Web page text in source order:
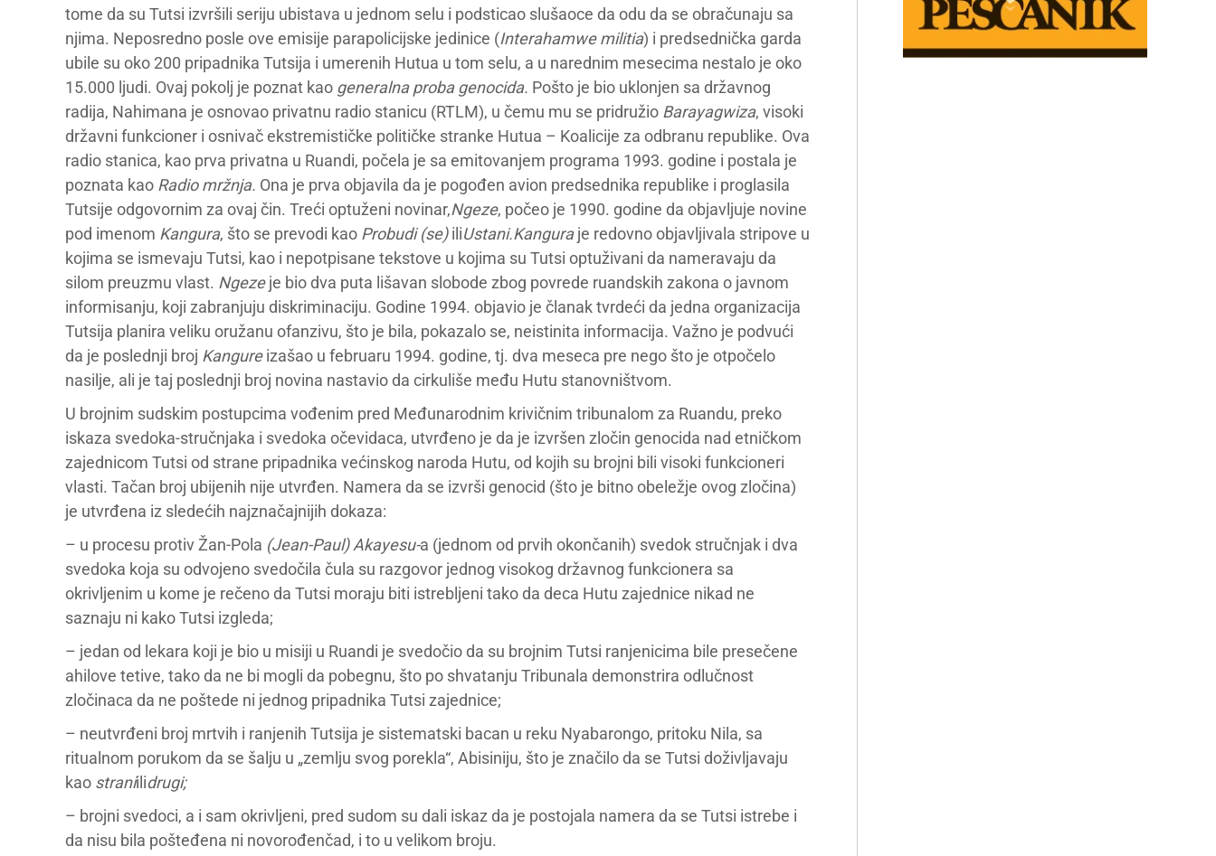
tome da su Tutsi izvršili seriju ubistava u jednom selu i podsticao slušaoce da odu da se obračunaju sa
njima. Neposredno posle ove emisije parapolicijske jedinice (Interahamwe militia) i predsednička garda
ubile su oko 200 pripadnika Tutsija i umerenih Hutua u tom selu, a u narednim mesecima nestalo je oko
15.000 ljudi. Ovaj pokolj je poznat kao generalna proba genocida. Pošto je bio uklonjen sa državnog
radija, Nahimana je osnovao privatnu radio stanicu (RTLM), u čemu mu se pridružio Barayagwiza, visoki
državni funkcioner i osnivač ekstremističke političke stranke Hutua – Koalicije za odbranu republike. Ova
radio stanica, kao prva privatna u Ruandi, počela je sa emitovanjem programa 1993. godine i postala je
poznata kao Radio mržnja. Ona je prva objavila da je pogođen avion predsednika republike i proglasila
Tutsije odgovornim za ovaj čin. Treći optuženi novinar,Ngeze, počeo je 1990. godine da objavljuje novine
pod imenom Kangura, što se prevodi kao Probudi (se)iliUstani.Kanguraje redovno objavljivala stripove u
kojima se ismevaju Tutsi, kao i nepotpisane tekstove u kojima su Tutsi optuživani da nameravaju da
silom preuzmu vlast. Ngezeje bio dva puta lišavan slobode zbog povrede ruandskih zakona o javnom
informisanju, koji zabranjuju diskriminaciju. Godine 1994. objavio je članak tvrdeći da jedna organizacija
Tutsija planira veliku oružanu ofanzivu, što je bila, pokazalo se, neistinita informacija. Važno je podvući
da je poslednji broj Kangureizašao u februaru 1994. godine, tj. dva meseca pre nego što je otpočelo
nasilje, ali je taj poslednji broj novina nastavio da cirkuliše među Hutu stanovništvom.
U brojnim sudskim postupcima vođenim pred Međunarodnim krivičnim tribunalom za Ruandu, preko
iskaza svedoka-stručnjaka i svedoka očevidaca, utvrđeno je da je izvršen zločin genocida nad etničkom
zajednicom Tutsi od strane pripadnika većinskog naroda Hutu, od kojih su brojni bili visoki funkcioneri
vlasti. Tačan broj ubijenih nije utvrđen. Namera da se izvrši genocid (što je bitno obeležje ovog zločina)
je utvrđena iz sledećih najznačajnijih dokaza:
– u procesu protiv Žan-Pola (Jean-Paul) Akayesu-a (jednom od prvih okončanih) svedok stručnjak i dva
svedoka koja su odvojeno svedočila čula su razgovor jednog visokog državnog funkcionera sa
okrivljenim u kome je rečeno da Tutsi moraju biti istrebljeni tako da deca Hutu zajednice nikad ne
saznaju ni kako Tutsi izgleda;
– jedan od lekara koji je bio u misiji u Ruandi je svedočio da su brojnim Tutsi ranjenicima bile presečene
ahilove tetive, tako da ne bi mogli da pobegnu, što po shvatanju Tribunala demonstrira odlučnost
zločinaca da ne poštede ni jednog pripadnika Tutsi zajednice;
– neutvrđeni broj mrtvih i ranjenih Tutsija je sistematski bacan u reku Nyabarongo, pritoku Nila, sa
ritualnom porukom da se šalju u „zemlju svog porekla“, Abisiniju, što je značilo da se Tutsi doživljavaju
kao straniilidrugi;
– brojni svedoci, a i sam okrivljeni, pred sudom su dali iskaz da je postojala namera da se Tutsi istrebe i
da nisu bila pošteđena ni novorođenčad, i to u velikom broju.